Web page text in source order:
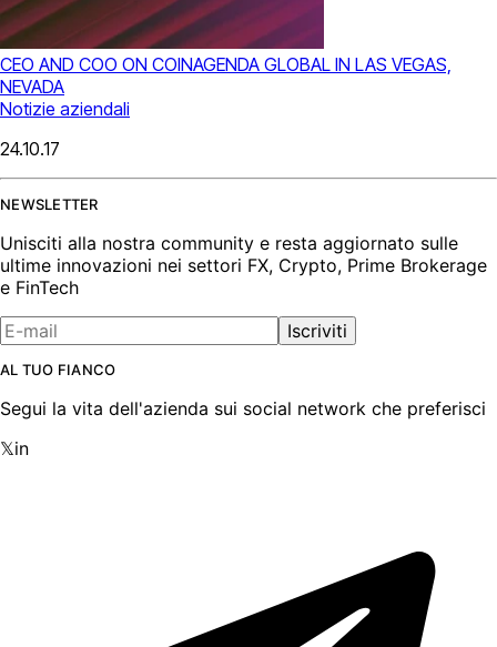
CEO AND COO ON COINAGENDA GLOBAL IN LAS VEGAS,
NEVADA
Notizie aziendali
24.10.17
NEWSLETTER
Unisciti alla nostra community e resta aggiornato sulle
ultime innovazioni nei settori FX, Crypto, Prime Brokerage
e FinTech
Iscriviti
AL TUO FIANCO
Segui la vita dell'azienda sui social network che preferisci
𝕏in